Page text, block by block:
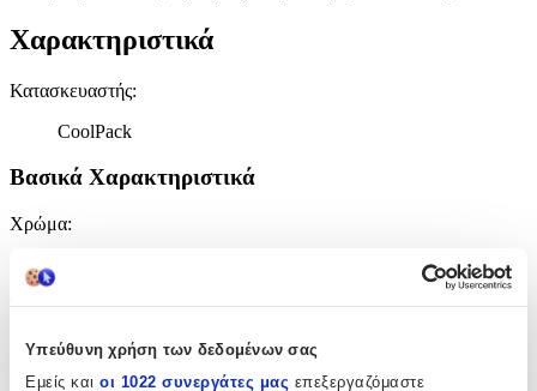
Υπεύθυνη χρήση των δεδομένων σας
Εμείς και οι 1022 συνεργάτες μας επεξεργαζόμαστε
Χαρακτηριστικά
Κατασκευαστής:
CoolPack
Βασικά Χαρακτηριστικά
Χρώμα:
Τύπος:
Πλάτης
Τάξη: